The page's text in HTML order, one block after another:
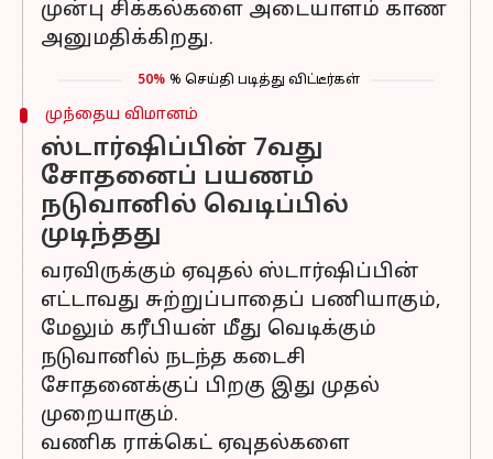
முன்பு சிக்கல்களை அடையாளம் காண
அனுமதிக்கிறது.
50% % செய்தி படித்து விட்டீர்கள்
முந்தைய விமானம்
ஸ்டார்ஷிப்பின் 7வது
சோதனைப் பயணம்
நடுவானில் வெடிப்பில்
முடிந்தது
வரவிருக்கும் ஏவுதல் ஸ்டார்ஷிப்பின்
எட்டாவது சுற்றுப்பாதைப் பணியாகும்,
மேலும் கரீபியன் மீது வெடிக்கும்
நடுவானில் நடந்த கடைசி
சோதனைக்குப் பிறகு இது முதல்
முறையாகும்.
வணிக ராக்கெட் ஏவுதல்களை